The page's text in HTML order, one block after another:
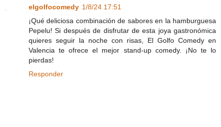
elgolfocomedy 1/8/24 17:51
¡Qué deliciosa combinación de sabores en la hamburguesa
Pepelu! Si después de disfrutar de esta joya gastronómica
quieres seguir la noche con risas, El Golfo Comedy en
Valencia te ofrece el mejor stand-up comedy. ¡No te lo
pierdas!
Responder